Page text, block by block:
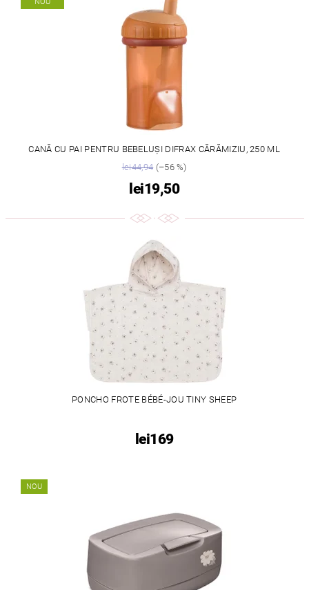
NOU
CANĂ CU PAI PENTRU BEBELUȘI DIFRAX CĂRĂMIZIU, 250 ML
lei44,94(–56 %)
lei19,50
PONCHO FROTE BÉBÉ-JOU TINY SHEEP
lei169
NOU